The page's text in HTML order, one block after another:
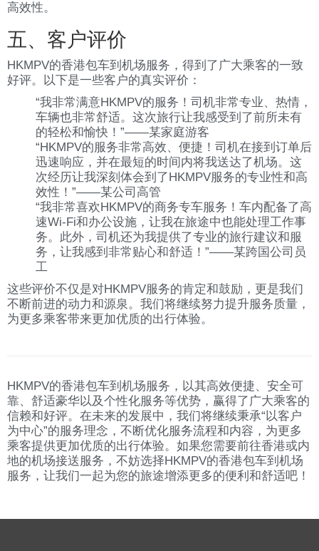
高效性。
五、客户评价
HKMPV的香港包车到机场服务，得到了广大乘客的一致
好评。以下是一些客户的真实评价：
“我非常满意HKMPV的服务！司机非常专业、热情，
车辆也非常舒适。这次旅行让我感受到了前所未有
的轻松和愉快！”——某家庭游客
“HKMPV的服务非常高效、便捷！司机在接到订单后
迅速响应，并在最短的时间内将我送达了机场。这
次经历让我深刻体会到了HKMPV服务的专业性和高
效性！”——某公司高管
“我非常喜欢HKMPV的商务专车服务！车内配备了高
速Wi-Fi和办公设施，让我在旅途中也能处理工作事
务。此外，司机还为我提供了专业的旅行建议和服
务，让我感到非常贴心和舒适！”——某跨国公司员
工
这些评价不仅是对HKMPV服务的肯定和鼓励，更是我们
不断前进的动力和源泉。我们将继续努力提升服务质量，
为更多乘客带来更加优质的出行体验。
HKMPV的香港包车到机场服务，以其高效便捷、安全可
靠、舒适豪华以及个性化服务等优势，赢得了广大乘客的
信赖和好评。在未来的发展中，我们将继续秉承“以客户
为中心”的服务理念，不断优化服务流程和内容，为更多
乘客提供更加优质的出行体验。如果您需要前往香港或内
地的机场接送服务，不妨选择HKMPV的香港包车到机场
服务，让我们一起为您的旅途增添更多的便利和舒适吧！